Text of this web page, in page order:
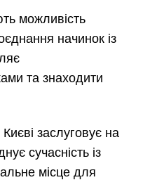
можливість
начинок із
та знаходити
заслуговує на
сучасність із
місце для